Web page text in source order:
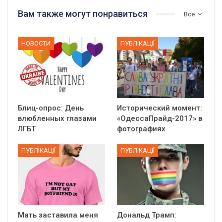
Все
Вам также могут понравиться
НОВОСТИ
Блиц-опрос: День
влюбленных глазами
ЛГБТ
ПУБЛІКАЦІЇ
Исторический момент:
«ОдессаПрайд-2017» в
фотографиях
ПУБЛІКАЦІЇ
Мать заставила меня
ПУБЛІКАЦІЇ
Дональд Трамп: